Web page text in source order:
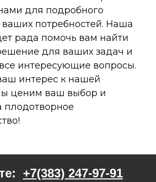
для подробного
потребностей. Наша
рада помочь вам найти
для ваших задач и
интересующие вопросы.
интерес к нашей
ценим ваш выбор и
плодотворное
+7(383) 247-97-91